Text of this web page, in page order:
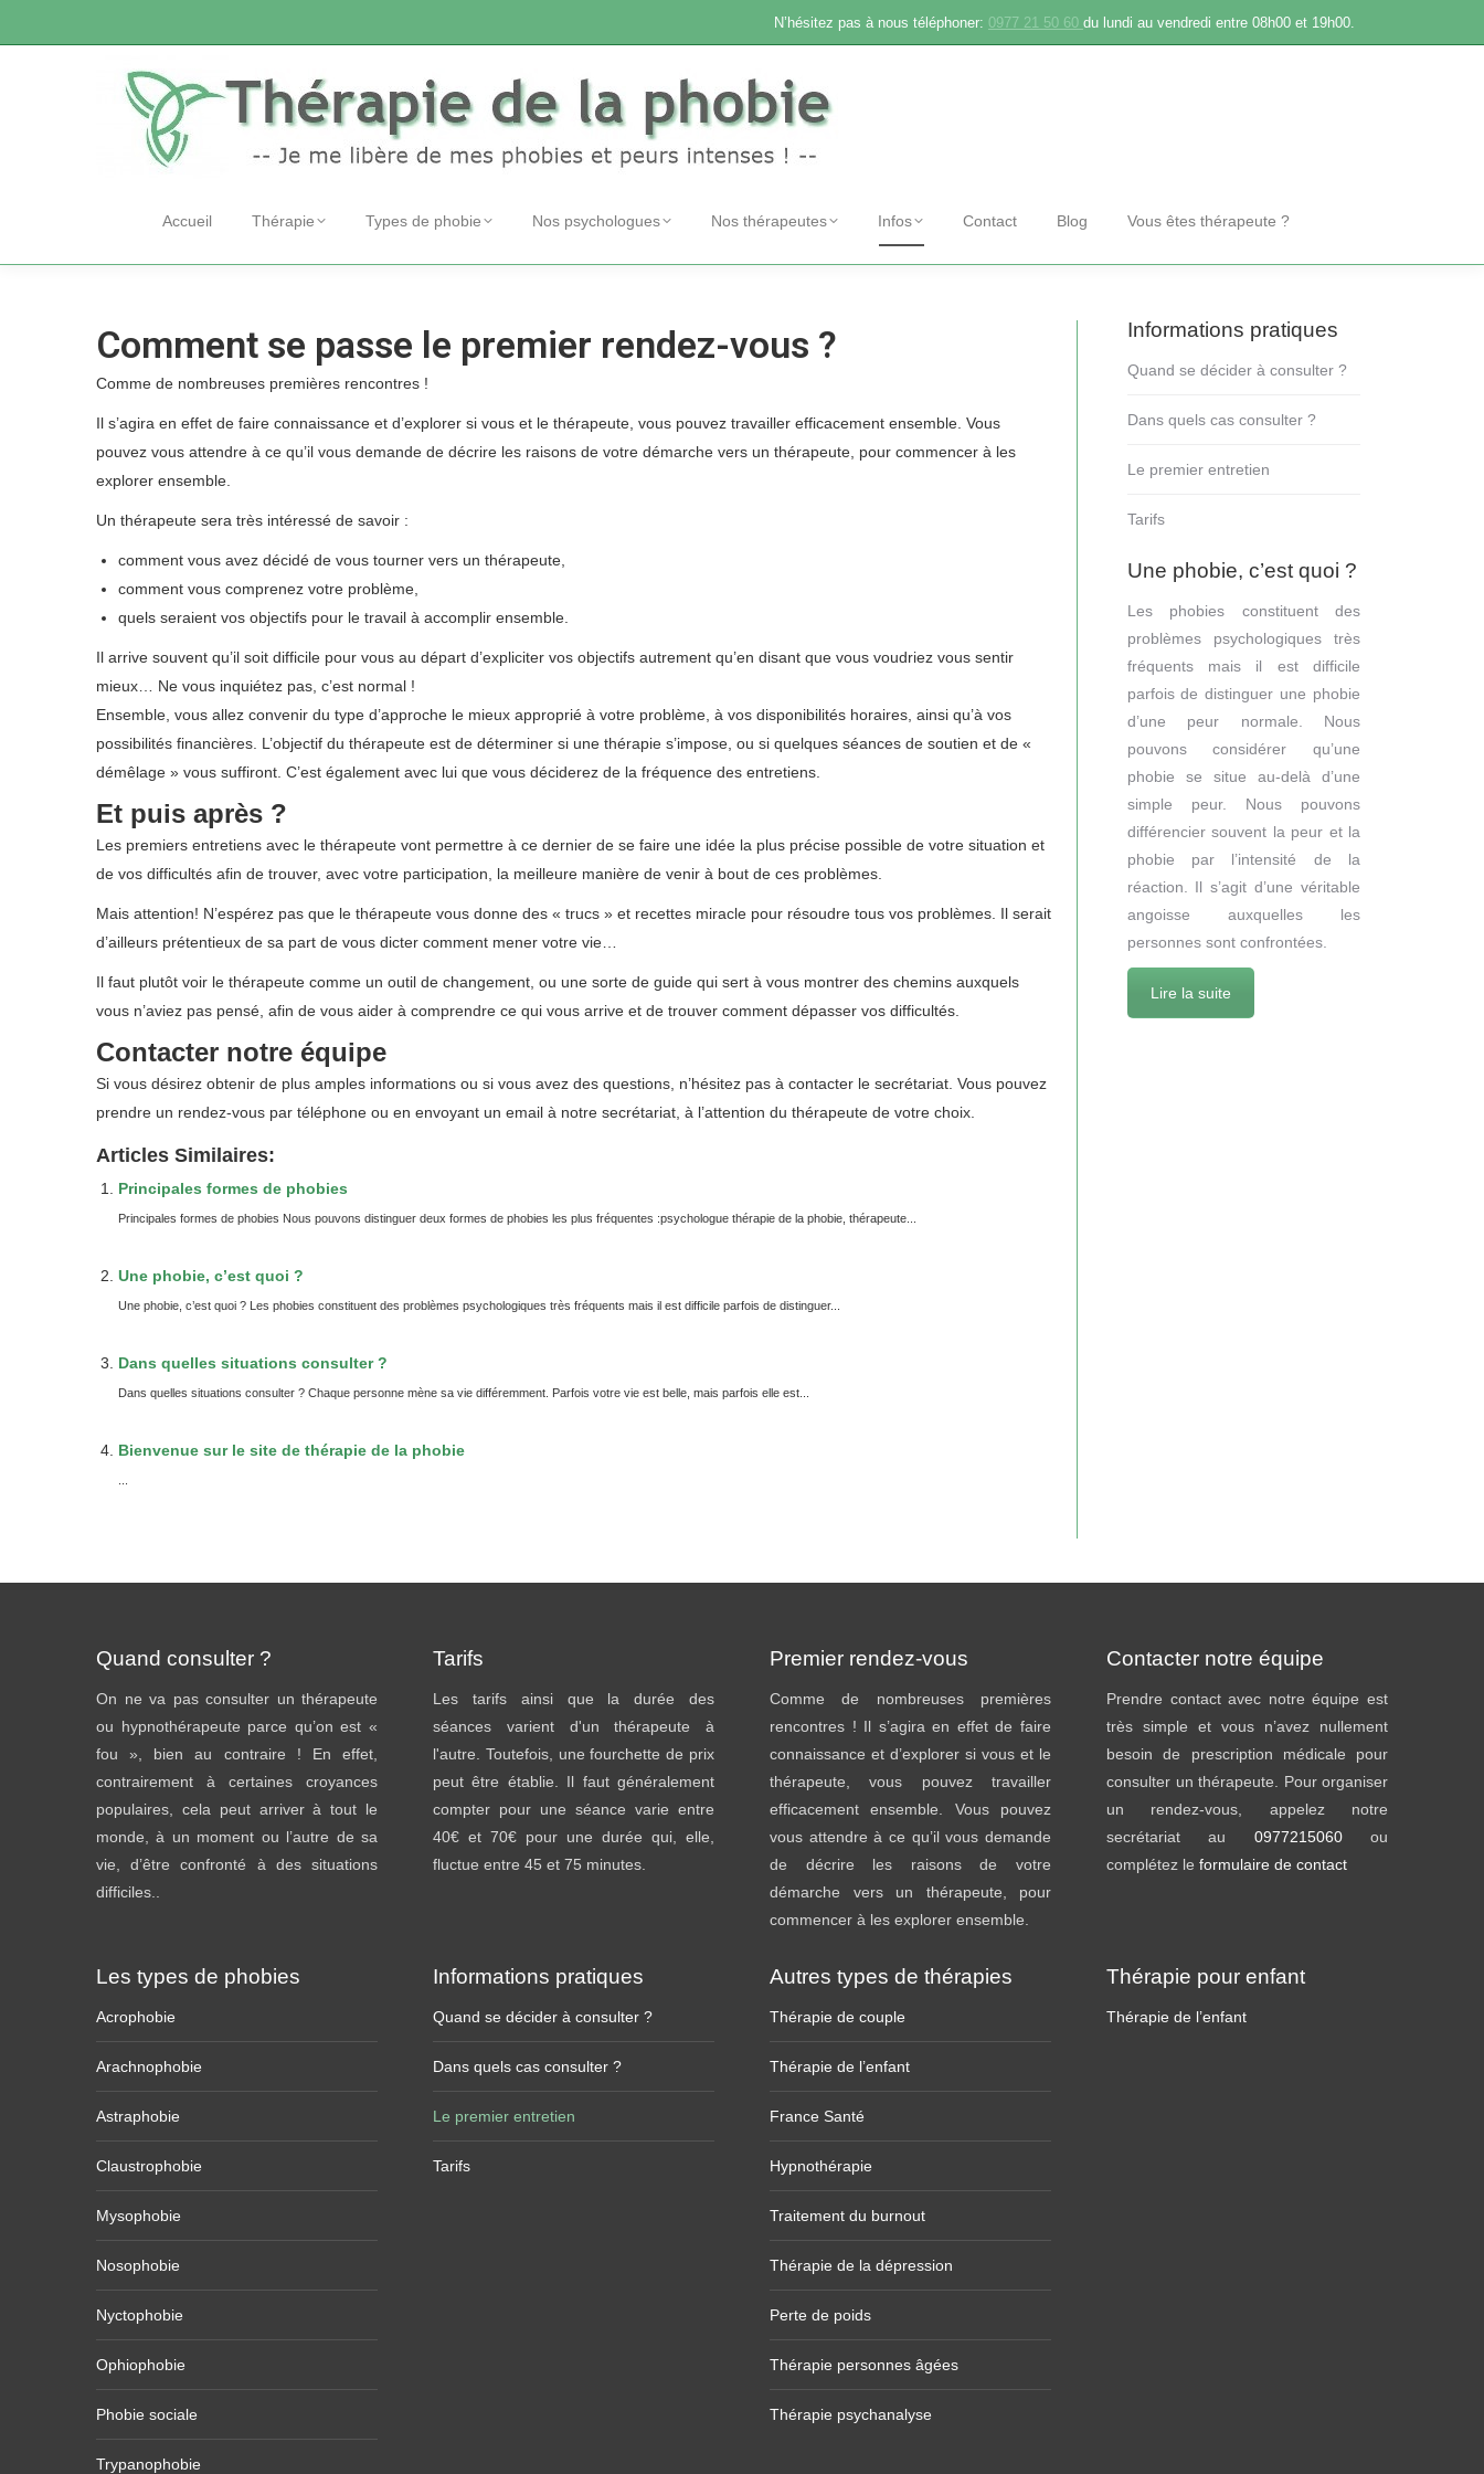
N’hésitez pas à nous téléphoner: 0977 21 50 60 du lundi au vendredi entre 08h00 et 19h00.
Accueil Thérapie Types de phobie Nos psychologues Nos thérapeutes Infos Contact Blog Vous êtes thérapeute ?
Comment se passe le premier rendez-vous ?
Comme de nombreuses premières rencontres !
Il s’agira en effet de faire connaissance et d’explorer si vous et le thérapeute, vous pouvez travailler efficacement ensemble. Vous
pouvez vous attendre à ce qu’il vous demande de décrire les raisons de votre démarche vers un thérapeute, pour commencer à les
explorer ensemble.
Un thérapeute sera très intéressé de savoir :
comment vous avez décidé de vous tourner vers un thérapeute,
comment vous comprenez votre problème,
quels seraient vos objectifs pour le travail à accomplir ensemble.
Il arrive souvent qu’il soit difficile pour vous au départ d’expliciter vos objectifs autrement qu’en disant que vous voudriez vous sentir
mieux… Ne vous inquiétez pas, c’est normal !
Ensemble, vous allez convenir du type d’approche le mieux approprié à votre problème, à vos disponibilités horaires, ainsi qu’à vos
possibilités financières. L’objectif du thérapeute est de déterminer si une thérapie s’impose, ou si quelques séances de soutien et de «
démêlage » vous suffiront. C’est également avec lui que vous déciderez de la fréquence des entretiens.
Et puis après ?
Les premiers entretiens avec le thérapeute vont permettre à ce dernier de se faire une idée la plus précise possible de votre situation et
de vos difficultés afin de trouver, avec votre participation, la meilleure manière de venir à bout de ces problèmes.
Mais attention! N’espérez pas que le thérapeute vous donne des « trucs » et recettes miracle pour résoudre tous vos problèmes. Il serait
d’ailleurs prétentieux de sa part de vous dicter comment mener votre vie…
Il faut plutôt voir le thérapeute comme un outil de changement, ou une sorte de guide qui sert à vous montrer des chemins auxquels
vous n’aviez pas pensé, afin de vous aider à comprendre ce qui vous arrive et de trouver comment dépasser vos difficultés.
Contacter notre équipe
Si vous désirez obtenir de plus amples informations ou si vous avez des questions, n’hésitez pas à contacter le secrétariat. Vous pouvez
prendre un rendez-vous par téléphone ou en envoyant un email à notre secrétariat, à l’attention du thérapeute de votre choix.
Articles Similaires:
Principales formes de phobies
Principales formes de phobies Nous pouvons distinguer deux formes de phobies les plus fréquentes :psychologue thérapie de la phobie, thérapeute...
Une phobie, c’est quoi ?
Une phobie, c’est quoi ? Les phobies constituent des problèmes psychologiques très fréquents mais il est difficile parfois de distinguer...
Dans quelles situations consulter ?
Dans quelles situations consulter ? Chaque personne mène sa vie différemment. Parfois votre vie est belle, mais parfois elle est...
Bienvenue sur le site de thérapie de la phobie
Informations pratiques
Quand se décider à consulter ?
Dans quels cas consulter ?
Le premier entretien
Tarifs
Une phobie, c’est quoi ?
Les phobies constituent des
problèmes psychologiques très
fréquents mais il est difficile
parfois de distinguer une phobie
d’une peur normale. Nous
pouvons considérer qu’une
phobie se situe au-delà d’une
simple peur. Nous pouvons
différencier souvent la peur et la
phobie par l’intensité de la
réaction. Il s’agit d’une véritable
angoisse auxquelles les
personnes sont confrontées.
Lire la suite
Quand consulter ?
On ne va pas consulter un thérapeute
ou hypnothérapeute parce qu’on est «
fou », bien au contraire ! En effet,
contrairement à certaines croyances
populaires, cela peut arriver à tout le
monde, à un moment ou l’autre de sa
vie, d’être confronté à des situations
difficiles..
Tarifs
Les tarifs ainsi que la durée des
séances varient d'un thérapeute à
l'autre. Toutefois, une fourchette de prix
peut être établie. Il faut généralement
compter pour une séance varie entre
40€ et 70€ pour une durée qui, elle,
fluctue entre 45 et 75 minutes.
Premier rendez-vous
Comme de nombreuses premières
rencontres ! Il s’agira en effet de faire
connaissance et d’explorer si vous et le
thérapeute, vous pouvez travailler
efficacement ensemble. Vous pouvez
vous attendre à ce qu’il vous demande
de décrire les raisons de votre
démarche vers un thérapeute, pour
commencer à les explorer ensemble.
Contacter notre équipe
Prendre contact avec notre équipe est
très simple et vous n’avez nullement
besoin de prescription médicale pour
consulter un thérapeute. Pour organiser
un rendez-vous, appelez notre
secrétariat au 0977215060ou
complétez le formulaire de contact
Les types de phobies
Acrophobie
Arachnophobie
Astraphobie
Claustrophobie
Mysophobie
Nosophobie
Nyctophobie
Ophiophobie
Phobie sociale
Trypanophobie
Informations pratiques
Quand se décider à consulter ?
Dans quels cas consulter ?
Le premier entretien
Tarifs
Autres types de thérapies
Thérapie de couple
Thérapie de l’enfant
France Santé
Hypnothérapie
Traitement du burnout
Thérapie de la dépression
Perte de poids
Thérapie personnes âgées
Thérapie psychanalyse
Thérapie pour enfant
Thérapie de l’enfant